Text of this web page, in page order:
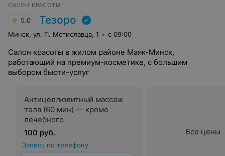
САЛОН КРАСОТЫ
5.0 Тезоро
Минск, ул. П. Мстиславца, 1 с 09:00
Салон красоты в жилом районе Маяк-Минск,
работающий на премиум-косметике, с большим
выбором бьюти-услуг
Антицеллюлитный массаж
тела (60 мин) — кроме
лечебного
100 руб.
Запись по телефону
Все цены